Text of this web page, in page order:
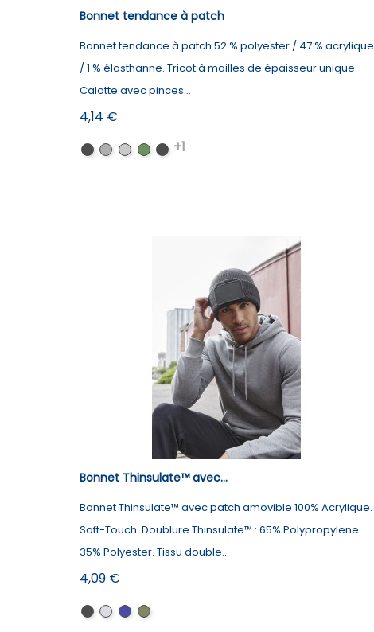
Bonnet tendance à patch
Bonnet tendance à patch 52 % polyester / 47 % acrylique
/ 1 % élasthanne. Tricot à mailles de épaisseur unique.
Calotte avec pinces...
Prix
4,14 €
BlackGraphite
LightMilitary
Oatmeal
+1
Bonnet Thinsulate™ avec...
Bonnet Thinsulate™ avec patch amovible 100% Acrylique.
Soft-Touch. Doublure Thinsulate™ : 65% Polypropylene
35% Polyester. Tissu double...
Prix
4,09 €
BlackGraphite
NavyMilitary